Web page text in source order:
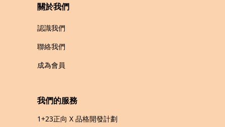
關於我們
認識我們
聯絡我們
成為會員
我們的服務
1+23正向 X 品格開發計劃